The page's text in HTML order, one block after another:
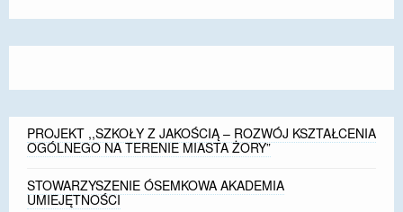
size.size.size.
PROJEKT ,,SZKOŁY Z JAKOŚCIĄ – ROZWÓJ KSZTAŁCENIA
OGÓLNEGO NA TERENIE MIASTA ŻORY”
STOWARZYSZENIE ÓSEMKOWA AKADEMIA
UMIEJĘTNOŚCI